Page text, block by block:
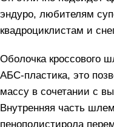
эндуро, любителям
квадроциклистам и
Оболочка кроссового
АБС-пластика, это
массу в сочетании с
Внутренняя часть
пенополистирола